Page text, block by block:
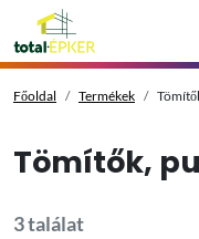
Főoldal Termékek
Tömítők,
3 találat